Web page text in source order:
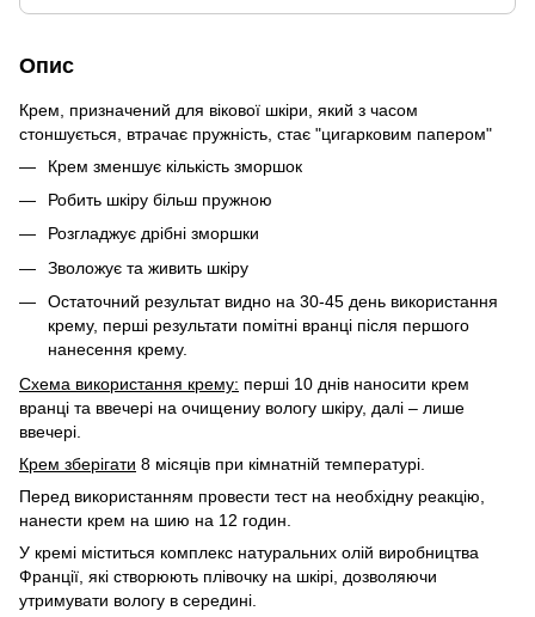
Опис
Крем, призначений для вікової шкіри, який з часом
стоншується, втрачає пружність, стає "цигарковим папером"
Крем зменшує кількість зморшок
Робить шкіру більш пружною
Розгладжує дрібні зморшки
Зволожує та живить шкіру
Остаточний результат видно на 30-45 день використання
крему, перші результати помітні вранці після першого
нанесення крему.
Схема використання крему: перші 10 днів наносити крем
вранці та ввечері на очищениу вологу шкіру, далі – лише
ввечері.
Крем зберігати 8 місяців при кімнатній температурі.
Перед використанням провести тест на необхідну реакцію,
нанести крем на шию на 12 годин.
У кремі міститься комплекс натуральних олій виробництва
Франції, які створюють плівочку на шкірі, дозволяючи
утримувати вологу в середині.